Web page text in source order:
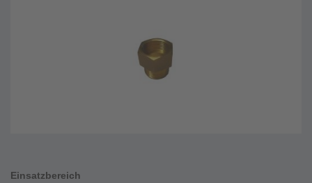
Einsatzbereich